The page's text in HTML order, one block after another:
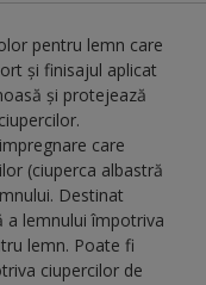
pentru lemn care
și finisajul aplicat
și protejează
care
(ciuperca albastră
Destinat
a lemnului împotriva
lemn. Poate fi
ciupercilor de